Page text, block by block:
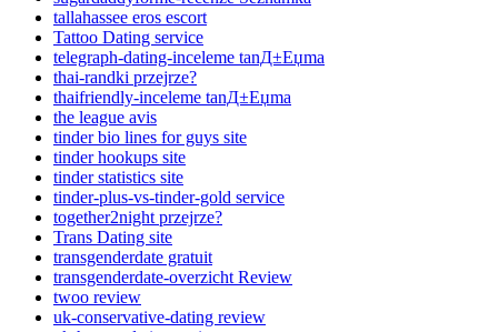
tallahassee eros escort
Tattoo Dating service
telegraph-dating-inceleme tanД±Еџma
thai-randki przejrze?
thaifriendly-inceleme tanД±Еџma
the league avis
tinder bio lines for guys site
tinder hookups site
tinder statistics site
tinder-plus-vs-tinder-gold service
together2night przejrze?
Trans Dating site
transgenderdate gratuit
transgenderdate-overzicht Review
twoo review
uk-conservative-dating review